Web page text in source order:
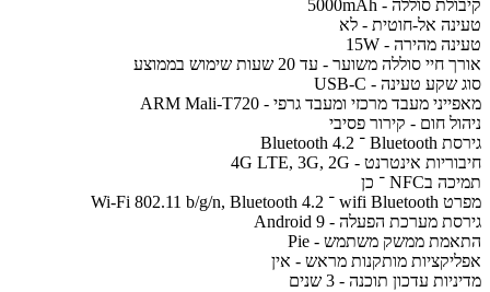
קיבולת סוללה - 5000mAh
טעינה אל-חוטית - לא
טעינה מהירה - 15W
אורך חיי סוללה משוער - עד 20 שעות שימוש בממוצע
סוג שקע טעינה - USB-C
מאפייני מעבד מרכזי ומעבד גרפי - ARM Mali-T720
ניהול חום - קירור פסיבי
גירסת Bluetooth ־ Bluetooth 4.2
חיבוריות אינטרנט - 4G LTE, 3G, 2G
תמיכה בNFC ־ כן
מפרט wifi Bluetooth ־ Wi-Fi 802.11 b/g/n, Bluetooth 4.2
גירסת מערכת הפעלה - Android 9
התאמת ממשק משתמש - Pie
אפליקציות מותקנות מראש - אין
מדיניות עדכון תוכנה - 3 שנים